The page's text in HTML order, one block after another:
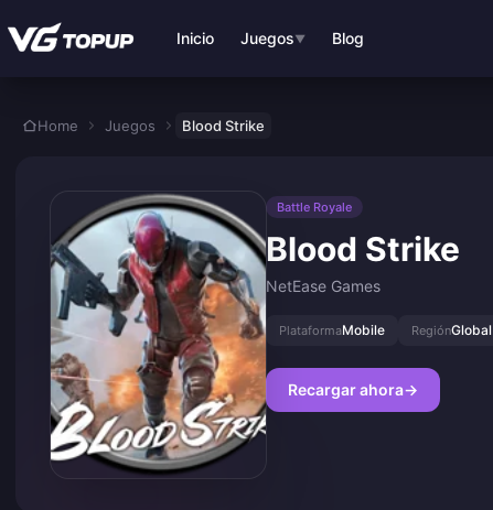
Inicio Juegos▼ Blog
Home Juegos Blood Strike
Battle Royale
Blood Strike
NetEase Games
PlataformaMobile RegiónGlobal
Recargar ahora→